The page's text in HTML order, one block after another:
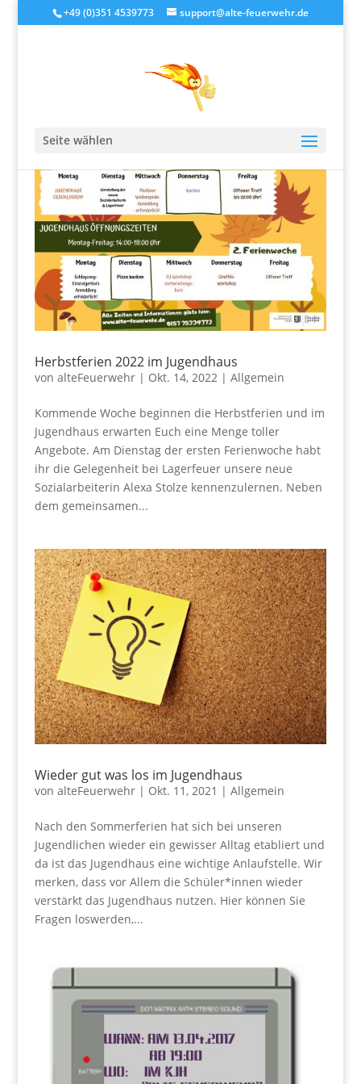
+49 (0)351 4539773 support@alte-feuerwehr.de
Seite wählen
Herbstferien 2022 im Jugendhaus
von alteFeuerwehr| Okt. 14, 2022| Allgemein
Kommende Woche beginnen die Herbstferien und im
Jugendhaus erwarten Euch eine Menge toller
Angebote. Am Dienstag der ersten Ferienwoche habt
ihr die Gelegenheit bei Lagerfeuer unsere neue
Sozialarbeiterin Alexa Stolze kennenzulernen. Neben
dem gemeinsamen...
Wieder gut was los im Jugendhaus
von alteFeuerwehr| Okt. 11, 2021 | Allgemein
Nach den Sommerferien hat sich bei unseren
Jugendlichen wieder ein gewisser Alltag etabliert und
da ist das Jugendhaus eine wichtige Anlaufstelle. Wir
merken, dass vor Allem die Schüler*innen wieder
verstärkt das Jugendhaus nutzen. Hier können Sie
Fragen loswerden,...